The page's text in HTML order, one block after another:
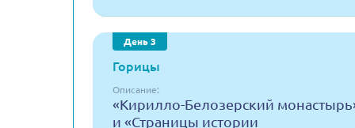
День 3
Горицы
Описание:
«Кирилло-Белозерский
и «Страницы истории